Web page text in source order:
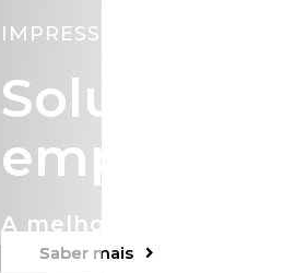
IMPRESSORAS
Soluções
empresas
A melhor tecnologia,
Saber mais